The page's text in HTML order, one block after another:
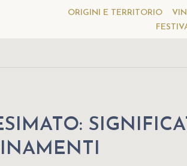
ORIGINI E TERRITORIO